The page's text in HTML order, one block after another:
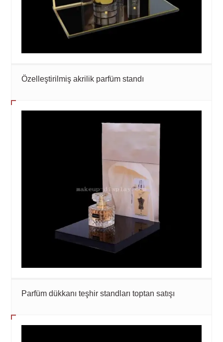
Özelleştirilmiş akrilik parfüm standı
Parfüm dükkanı teşhir standları toptan satışı